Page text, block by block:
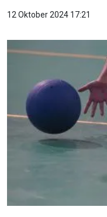
12 Oktober 2024 17:21